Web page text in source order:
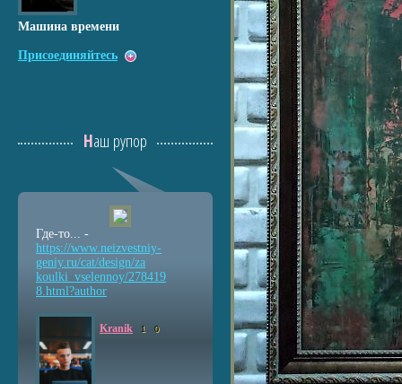
Машина времени
Присоединяйтесь
Наш рупор
Где-то... -
https://www.neizvestniy-
geniy.ru/cat/design/za
koulki_vselennoy/278419
8.html?author
Kranik 1 0